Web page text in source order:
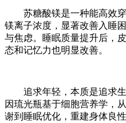
苏糖酸镁是一种能高效
镁离子浓度，显著改善入睡
与焦虑。睡眠质量提升后，
态和记忆力也明显改善。
追求年轻，本质是追求
因琉光瓶基于细胞营养学，
谢到睡眠优化，重建身体良